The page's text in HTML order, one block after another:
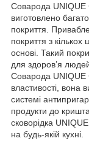
Соварода UNIQUE
виготовлено
покриття.
покриття з кількох
основі. Такий
для здоров’я
Соварода UNIQUE
властивості, вона
системі
продукти до
сковорідка
на будь-якій кухні.